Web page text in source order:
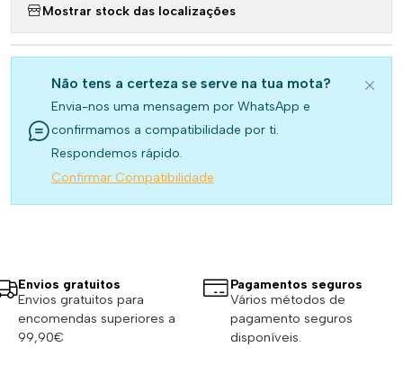
Mostrar stock das localizações
Não tens a certeza se serve na tua mota?
Envia-nos uma mensagem por WhatsApp e
confirmamos a compatibilidade por ti.
Respondemos rápido.
Confirmar Compatibilidade
Envios gratuitos
Envios gratuitos para
encomendas superiores a
99,90€
Pagamentos seguros
Vários métodos de
pagamento seguros
disponíveis.